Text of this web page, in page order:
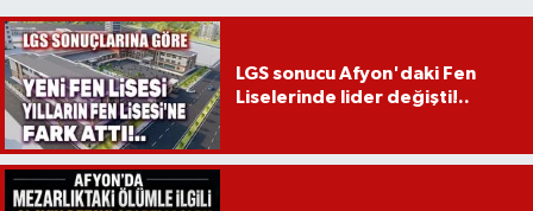
LGS sonucu Afyon'daki Fen
Liselerinde lider değişti!..